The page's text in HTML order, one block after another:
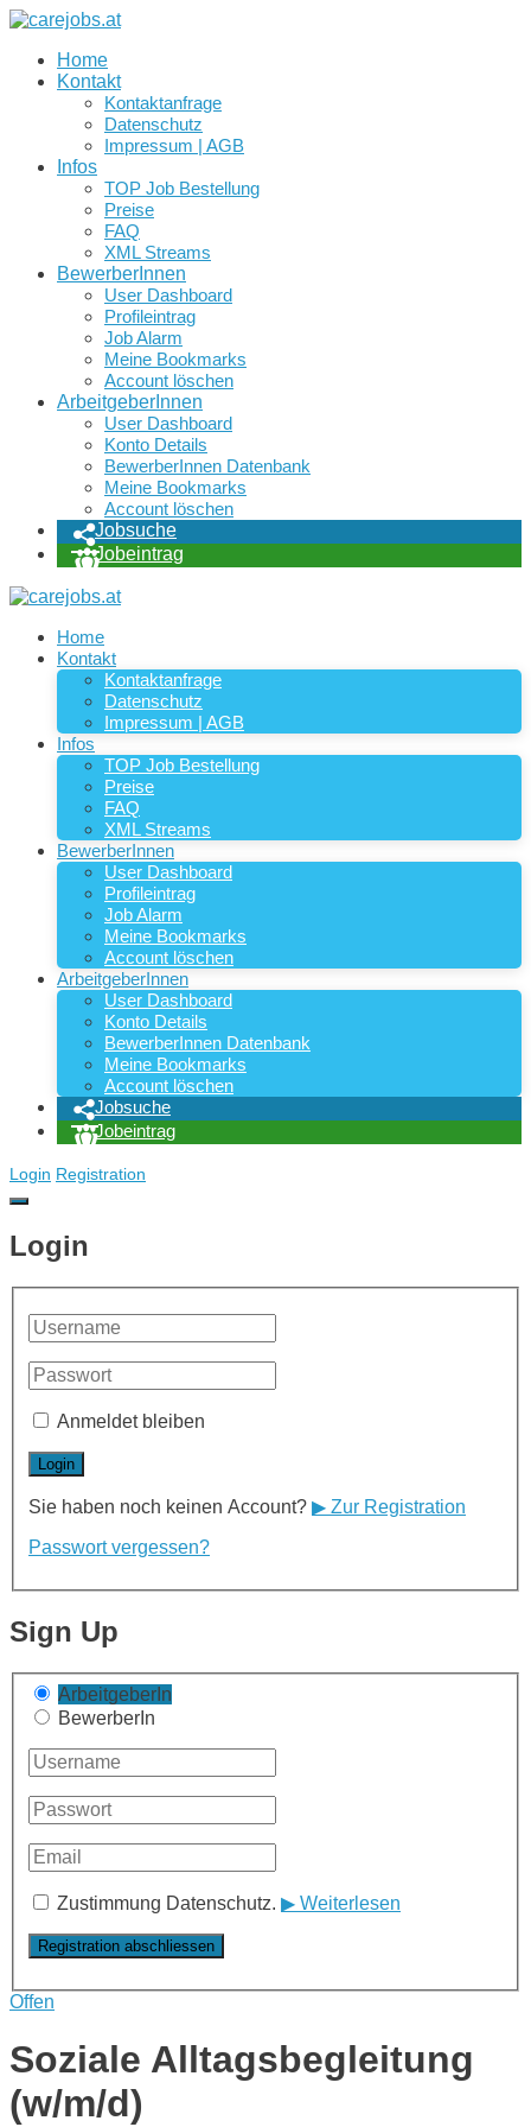
Home
Kontakt
Kontaktanfrage
Datenschutz
Impressum | AGB
Infos
TOP Job Bestellung
Preise
FAQ
XML Streams
BewerberInnen
User Dashboard
Profileintrag
Job Alarm
Meine Bookmarks
Account löschen
ArbeitgeberInnen
User Dashboard
Konto Details
BewerberInnen Datenbank
Meine Bookmarks
Account löschen
Jobsuche
Jobeintrag
Home
Kontakt
Kontaktanfrage
Datenschutz
Impressum | AGB
Infos
TOP Job Bestellung
Preise
FAQ
XML Streams
BewerberInnen
User Dashboard
Profileintrag
Job Alarm
Meine Bookmarks
Account löschen
ArbeitgeberInnen
User Dashboard
Konto Details
BewerberInnen Datenbank
Meine Bookmarks
Account löschen
Jobsuche
Jobeintrag
Login Registration
Login
Anmeldet bleiben
Sie haben noch keinen Account? ▶ Zur Registration
Passwort vergessen?
Sign Up
ArbeitgeberIn
BewerberIn
Zustimmung Datenschutz. ▶ Weiterlesen
Offen
Soziale Alltagsbegleitung
(w/m/d)